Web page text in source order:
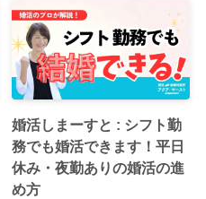
婚活しまーすと : シフト勤
務でも婚活できます！平日
休み・夜勤ありの婚活の進
め方